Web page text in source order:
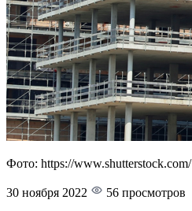
Фото: https://www.shutterstock.com/
30 ноября 2022
56 просмотров